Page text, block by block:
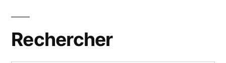
Rechercher